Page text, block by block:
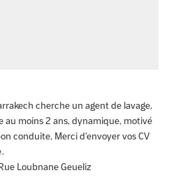
cherche un agent de lavage,
moins 2 ans, dynamique, motivé
conduite, Merci d’envoyer vos CV
Loubnane Geueliz